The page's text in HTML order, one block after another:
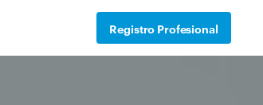
Registro Profesional